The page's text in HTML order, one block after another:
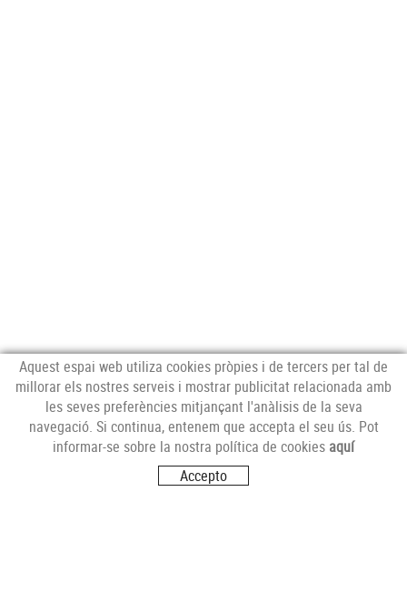
NEWSLETTER
Aquest espai web utiliza cookies pròpies i de tercers per tal de
millorar els nostres serveis i mostrar publicitat relacionada amb
les seves preferències mitjançant l'anàlisis de la seva
navegació. Si continua, entenem que accepta el seu ús. Pot
informar-se sobre la nostra política de cookies aquí
Accepto